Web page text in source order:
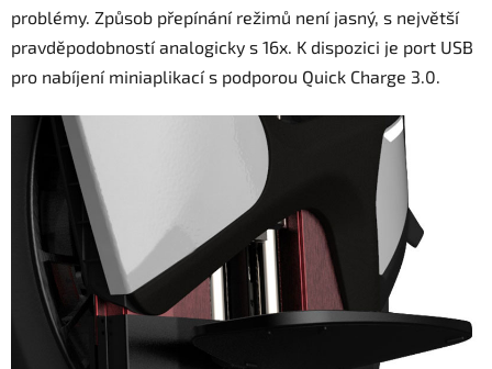
problémy. Způsob přepínání režimů není jasný, s největší
pravděpodobností analogicky s 16x. K dispozici je port USB
pro nabíjení miniaplikací s podporou Quick Charge 3.0.